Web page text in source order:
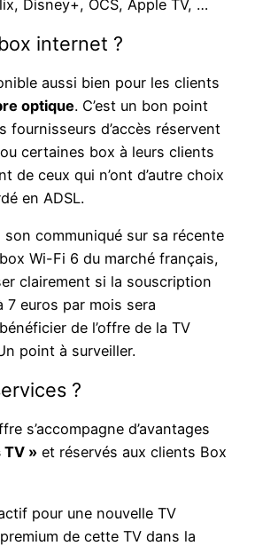
Disney+, OCS, Apple TV, …
internet ?
aussi bien pour les clients
optique. C’est un bon point
fournisseurs d’accès réservent
certaines box à leurs clients
de ceux qui n’ont d’autre choix
en ADSL.
son communiqué sur sa récente
Wi-Fi 6 du marché français,
clairement si la souscription
euros par mois sera
de l’offre de la TV
point à surveiller.
?
s’accompagne d’avantages
TV » et réservés aux clients Box
pour une nouvelle TV
de cette TV dans la